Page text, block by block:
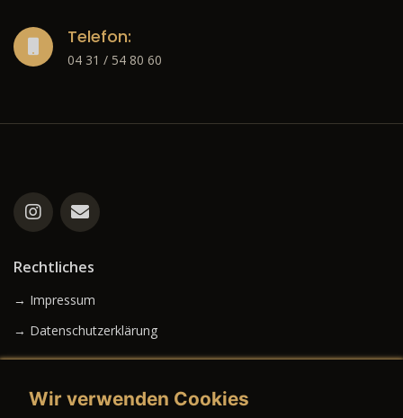
Telefon:
04 31 / 54 80 60
Rechtliches
→ Impressum
→ Datenschutzerklärung
Wir verwenden Cookies